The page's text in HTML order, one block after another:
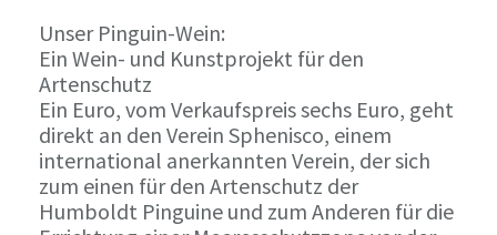
Unser Pinguin-Wein:
Ein Wein- und Kunstprojekt für den
Artenschutz
Ein Euro, vom Verkaufspreis sechs Euro, geht
direkt an den Verein Sphenisco, einem
international anerkannten Verein, der sich
zum einen für den Artenschutz der
Humboldt Pinguine und zum Anderen für die